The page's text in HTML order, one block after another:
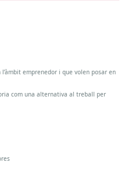
emprenedor i que volen posar en
com una alternativa al treball per